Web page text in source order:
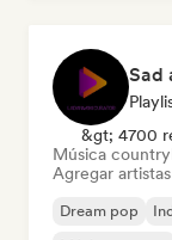
Sad
&gt; 4700
Música country
Agregar
Dream pop